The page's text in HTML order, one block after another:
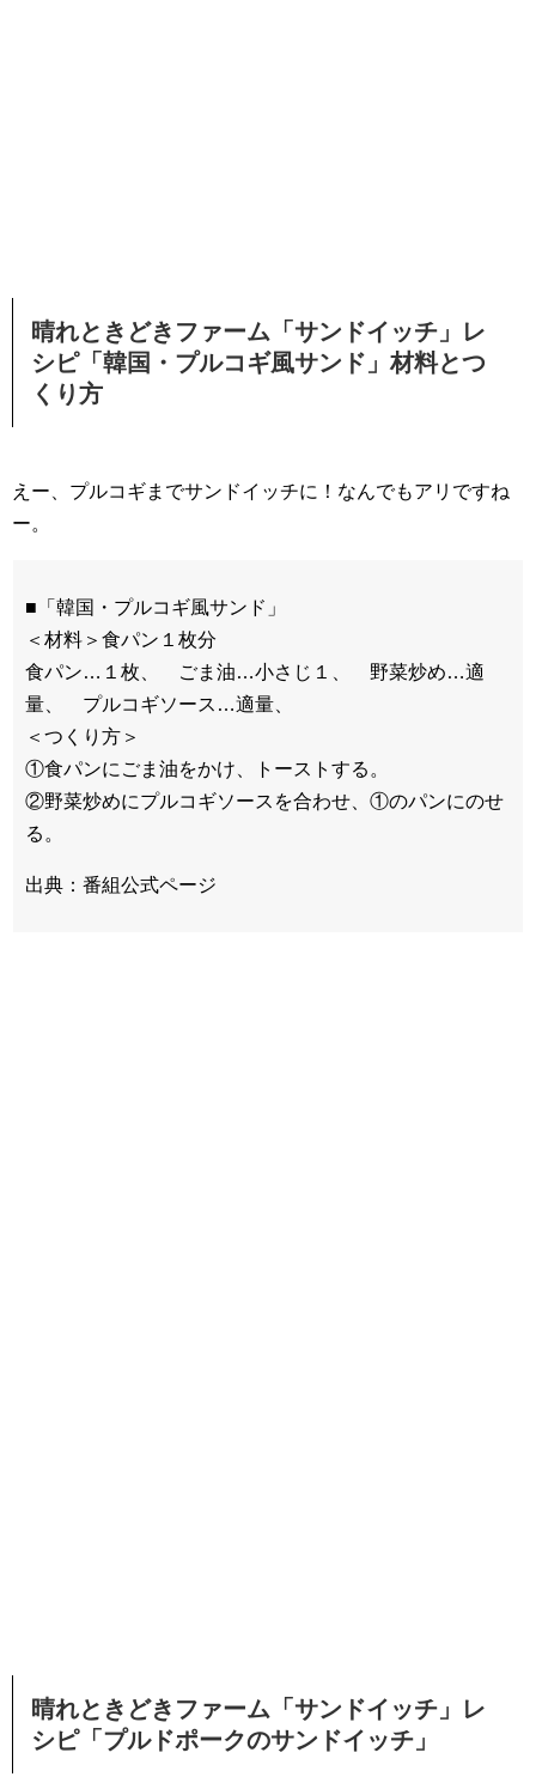
晴れときどきファーム「サンドイッチ」レ
シピ「韓国・プルコギ風サンド」材料とつ
くり方
えー、プルコギまでサンドイッチに！なんでもアリですね
ー。
■「韓国・プルコギ風サンド」
＜材料＞食パン１枚分
食パン…１枚、 ごま油…小さじ１、 野菜炒め…適
量、 プルコギソース…適量、
＜つくり方＞
①食パンにごま油をかけ、トーストする。
②野菜炒めにプルコギソースを合わせ、①のパンにのせ
る。
出典：番組公式ページ
晴れときどきファーム「サンドイッチ」レ
シピ「プルドポークのサンドイッチ」